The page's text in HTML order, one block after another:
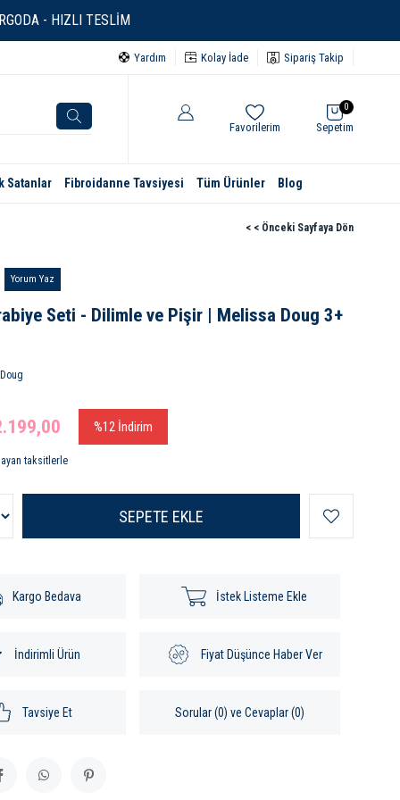
- HIZLI TESLİM
Yardım Kolay İade Sipariş Takip
Sepetim
0
Favorilerim
Satanlar Fibroidanne Tavsiyesi Tüm Ürünler Blog
< < Önceki Sayfaya Dön
Yorum Yaz
Seti - Dilimle ve Pişir | Melissa Doug 3+
%12 İndirim
taksitlerle
Kargo Bedava İstek Listeme Ekle
İndirimli Ürün Fiyat Düşünce Haber Ver
Tavsiye Et Sorular (0) ve Cevaplar (0)